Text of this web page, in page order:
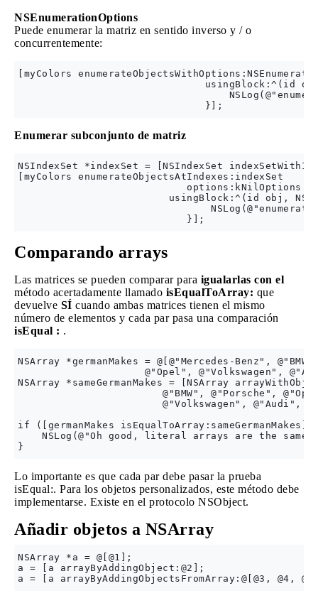
NSEnumerationOptions
Puede enumerar la matriz en sentido inverso y / o
concurrentemente:
[myColors
usingBlock:^(id
Enumerar subconjunto de matriz
NSIndexSet *indexSet = [NSIndexSet
[myColors enumerateObjectsAtIndexes:indexSet
                            options:kNilOptions
usingBlock:^(id obj,
Comparando arrays
Las matrices se pueden comparar para igualarlas con el
método acertadamente llamado isEqualToArray: que
devuelve SÍ cuando ambas matrices tienen el mismo
número de elementos y cada par pasa una comparación
isEqual : .
NSArray *germanMakes = @[@"Mercedes-Benz",
@"Opel", @"Volkswagen",
NSArray *sameGermanMakes = [NSArray
@"BMW", @"Porsche",
@"Volkswagen", @"Audi",
if ([germanMakes
NSLog(@"Oh good, literal arrays are the same
Lo importante es que cada par debe pasar la prueba
isEqual:. Para los objetos personalizados, este método debe
implementarse. Existe en el protocolo NSObject.
Añadir objetos a NSArray
NSArray *a = @[@1];
a = [a arrayByAddingObject:@2];